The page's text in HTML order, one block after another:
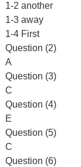
1-2 another
1-3 away
1-4 First
Question (2)
A
Question (3)
C
Question (4)
E
Question (5)
C
Question (6)